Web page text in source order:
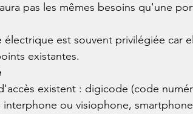
pas les mêmes besoins qu'une
est souvent privilégiée car
existantes.
existent : digicode (code
interphone ou visiophone,